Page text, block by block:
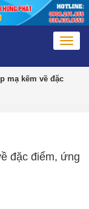
mạ kẽm về đặc
đặc điểm, ứng